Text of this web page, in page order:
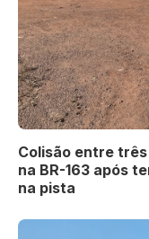
Colisão entre
na BR-163 após
na pista